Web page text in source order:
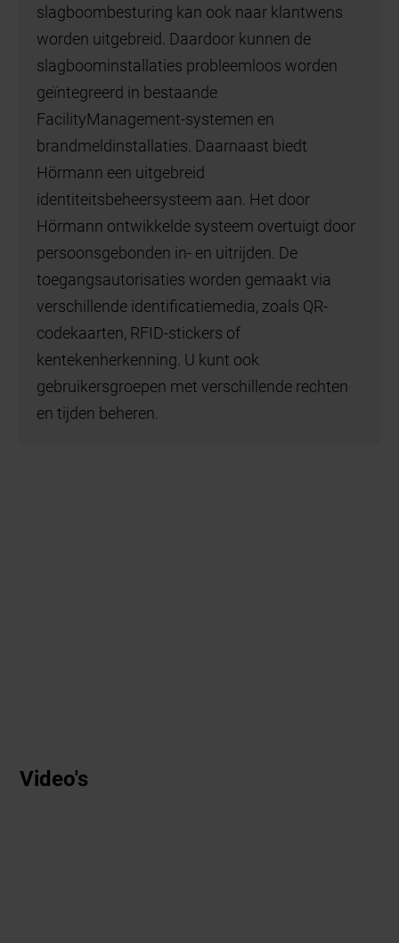
slagboombesturing kan ook naar klantwens
worden uitgebreid. Daardoor kunnen de
slagboominstallaties probleemloos worden
geïntegreerd in bestaande
FacilityManagement-systemen en
brandmeldinstallaties. Daarnaast biedt
Hörmann een uitgebreid
identiteitsbeheersysteem aan. Het door
Hörmann ontwikkelde systeem overtuigt door
persoonsgebonden in- en uitrijden. De
toegangsautorisaties worden gemaakt via
verschillende identificatiemedia, zoals QR-
codekaarten, RFID-stickers of
kentekenherkenning. U kunt ook
gebruikersgroepen met verschillende rechten
en tijden beheren.
Video's